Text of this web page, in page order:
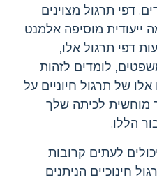
דפי תרגול מצוינים
ייעודית מוסיפה אלמנט
דפי תרגול אלו,
לומדים לזהות
של תרגול חיוניים על
מוחשית לכיתה שלך
הללו.
לעתים קרובות
חינוכיים הניתנים